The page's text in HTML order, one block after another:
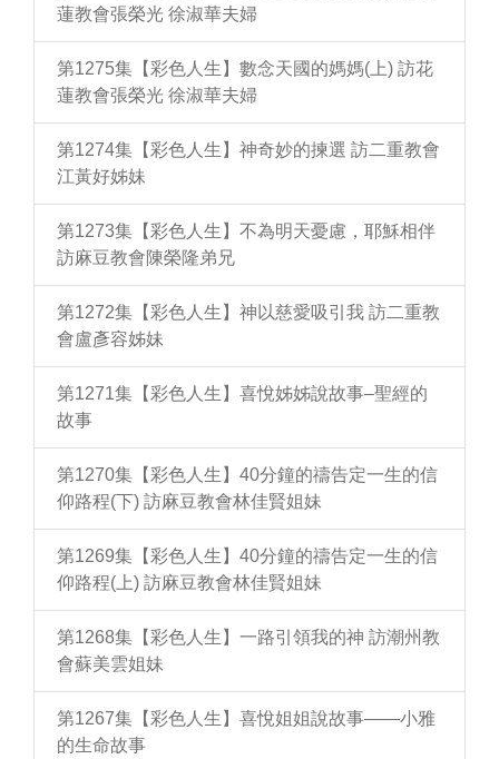
蓮教會張榮光 徐淑華夫婦
第1275集【彩色人生】數念天國的媽媽(上) 訪花
蓮教會張榮光 徐淑華夫婦
第1274集【彩色人生】神奇妙的揀選 訪二重教會
江黃好姊妹
第1273集【彩色人生】不為明天憂慮，耶穌相伴
訪麻豆教會陳榮隆弟兄
第1272集【彩色人生】神以慈愛吸引我 訪二重教
會盧彥容姊妹
第1271集【彩色人生】喜悅姊姊說故事–聖經的
故事
第1270集【彩色人生】40分鐘的禱告定一生的信
仰路程(下) 訪麻豆教會林佳賢姐妹
第1269集【彩色人生】40分鐘的禱告定一生的信
仰路程(上) 訪麻豆教會林佳賢姐妹
第1268集【彩色人生】一路引領我的神 訪潮州教
會蘇美雲姐妹
第1267集【彩色人生】喜悅姐姐說故事——小雅
的生命故事